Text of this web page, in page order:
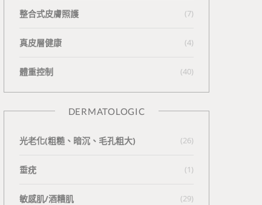
整合式皮膚照護 (7)
真皮層健康 (4)
體重控制 (40)
DERMATOLOGIC
光老化(粗糙、暗沉、毛孔粗大) (26)
垂疣 (1)
敏感肌/酒糟肌 (29)